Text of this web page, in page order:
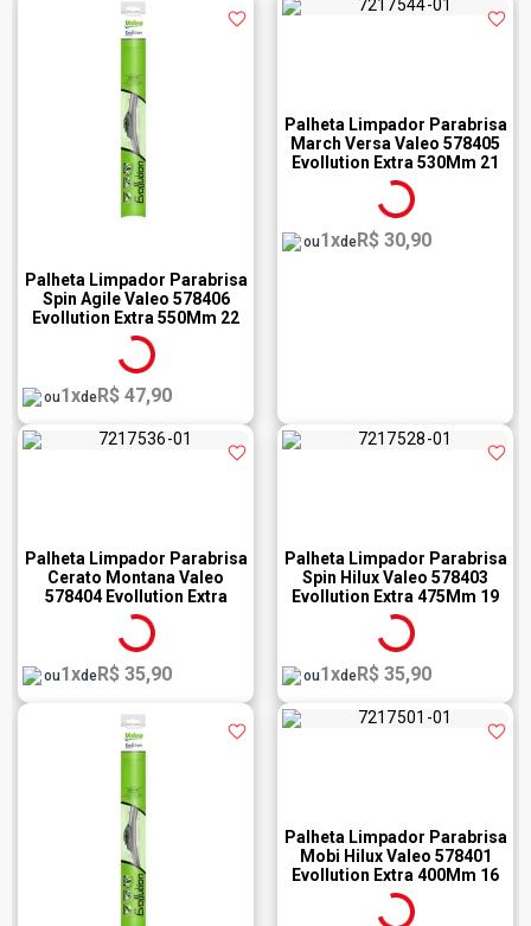
Palheta Limpador Parabrisa
Spin Agile Valeo 578406
Evollution Extra 550Mm 22
Polegadas
ou1xdeR$ 47,90
Palheta Limpador Parabrisa
March Versa Valeo 578405
Evollution Extra 530Mm 21
Polegadas
ou1xdeR$ 30,90
Palheta Limpador Parabrisa
Cerato Montana Valeo
578404 Evollution Extra
500Mm 20 Polegadas
ou1xdeR$ 35,90
Palheta Limpador Parabrisa
Spin Hilux Valeo 578403
Evollution Extra 475Mm 19
Polegadas
ou1xdeR$ 35,90
Palheta Limpador Parabrisa
Mobi Hilux Valeo 578401
Evollution Extra 400Mm 16
Polegadas